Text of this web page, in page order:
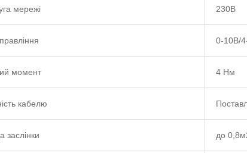
мережі 230В
0-10В/
момент 4 Нм
кабелю
заслінки до